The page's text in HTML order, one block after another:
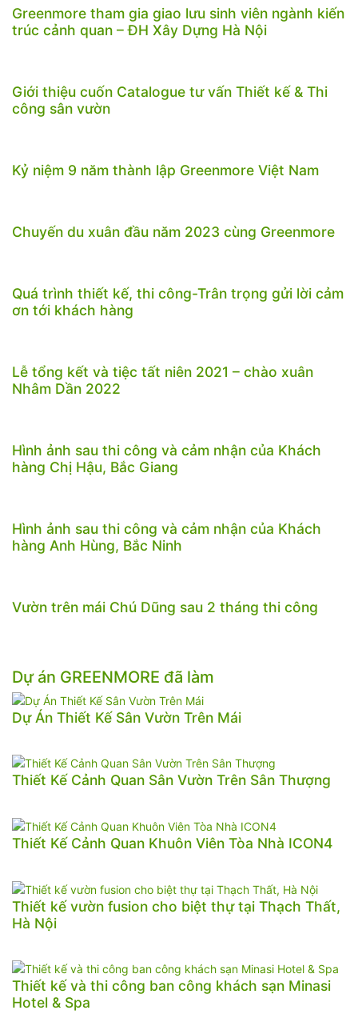
Greenmore tham gia giao lưu sinh viên ngành kiến
trúc cảnh quan – ĐH Xây Dựng Hà Nội
Giới thiệu cuốn Catalogue tư vấn Thiết kế & Thi
công sân vườn
Kỷ niệm 9 năm thành lập Greenmore Việt Nam
Chuyến du xuân đầu năm 2023 cùng Greenmore
Quá trình thiết kế, thi công-Trân trọng gửi lời cảm
ơn tới khách hàng
Lễ tổng kết và tiệc tất niên 2021 – chào xuân
Nhâm Dần 2022
Hình ảnh sau thi công và cảm nhận của Khách
hàng Chị Hậu, Bắc Giang
Hình ảnh sau thi công và cảm nhận của Khách
hàng Anh Hùng, Bắc Ninh
Vườn trên mái Chú Dũng sau 2 tháng thi công
Dự án GREENMORE đã làm
Dự Án Thiết Kế Sân Vườn Trên Mái
Thiết Kế Cảnh Quan Sân Vườn Trên Sân Thượng
Thiết Kế Cảnh Quan Khuôn Viên Tòa Nhà ICON4
Thiết kế vườn fusion cho biệt thự tại Thạch Thất,
Hà Nội
Thiết kế và thi công ban công khách sạn Minasi
Hotel & Spa